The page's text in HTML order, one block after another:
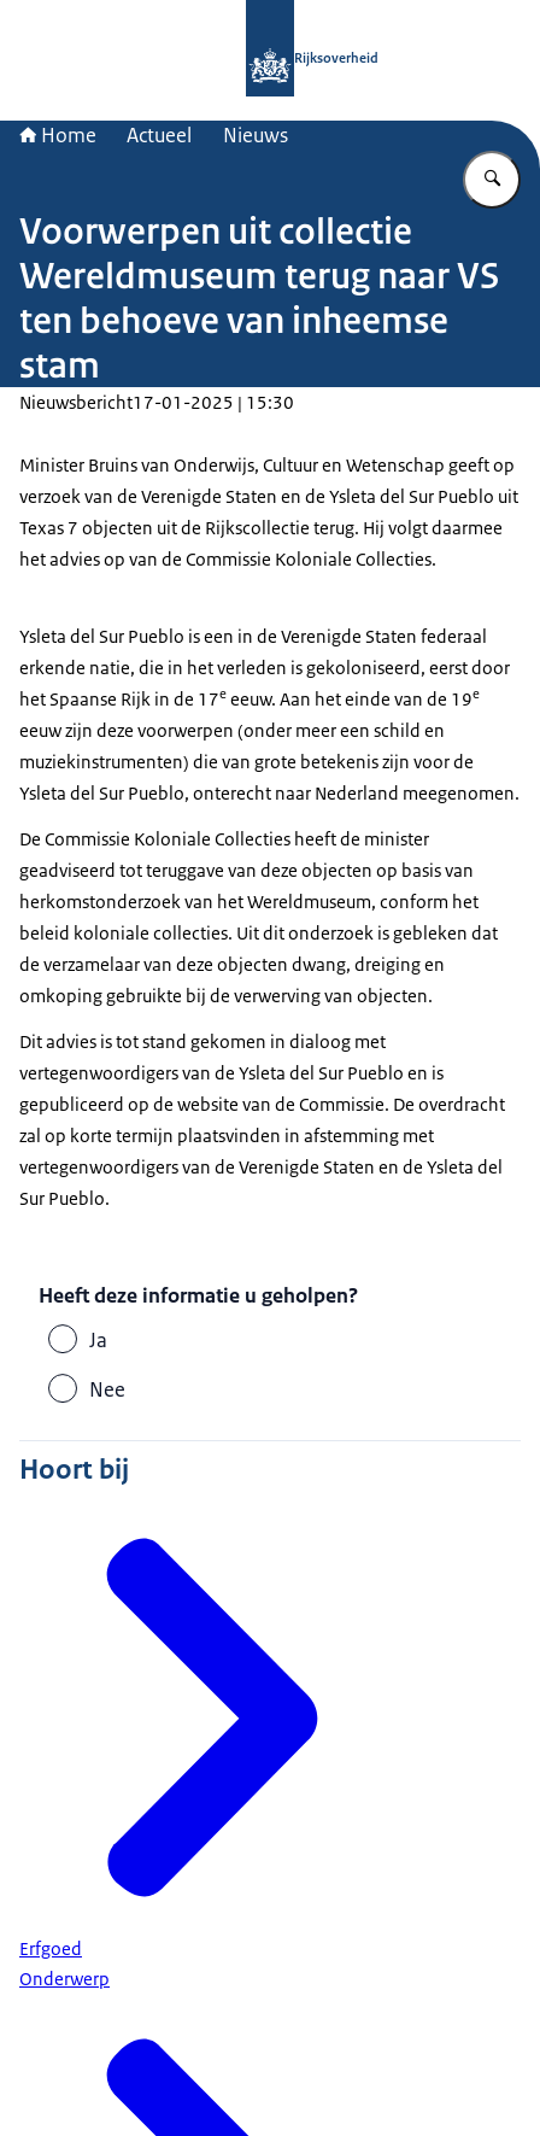
Rijksoverheid
Home Actueel Nieuws
Voorwerpen uit collectie
Wereldmuseum terug naar VS
ten behoeve van inheemse
stam
Nieuwsbericht17-01-2025 | 15:30
Minister Bruins van Onderwijs, Cultuur en Wetenschap geeft op
verzoek van de Verenigde Staten en de Ysleta del Sur Pueblo uit
Texas 7 objecten uit de Rijkscollectie terug. Hij volgt daarmee
het advies op van de Commissie Koloniale Collecties.
Ysleta del Sur Pueblo is een in de Verenigde Staten federaal
erkende natie, die in het verleden is gekoloniseerd, eerst door
het Spaanse Rijk in de 17e eeuw. Aan het einde van de 19e
eeuw zijn deze voorwerpen (onder meer een schild en
muziekinstrumenten) die van grote betekenis zijn voor de
Ysleta del Sur Pueblo, onterecht naar Nederland meegenomen.
De Commissie Koloniale Collecties heeft de minister
geadviseerd tot teruggave van deze objecten op basis van
herkomstonderzoek van het Wereldmuseum, conform het
beleid koloniale collecties. Uit dit onderzoek is gebleken dat
de verzamelaar van deze objecten dwang, dreiging en
omkoping gebruikte bij de verwerving van objecten.
Dit advies is tot stand gekomen in dialoog met
vertegenwoordigers van de Ysleta del Sur Pueblo en is
gepubliceerd op de website van de Commissie. De overdracht
zal op korte termijn plaatsvinden in afstemming met
vertegenwoordigers van de Verenigde Staten en de Ysleta del
Sur Pueblo.
Heeft deze informatie u geholpen?
Ja
Nee
Hoort bij
Erfgoed
Onderwerp